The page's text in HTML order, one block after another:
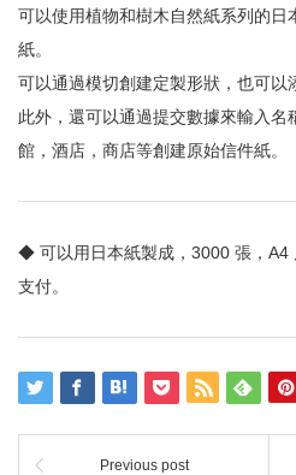
可以使用植物和樹木自然紙系列的日
紙。
可以通過模切創建定製形狀，也可以
此外，還可以通過提交數據來輸入名
館，酒店，商店等創建原始信件紙。
◆ 可以用日本紙製成，3000 張，A4
支付。
Previous post